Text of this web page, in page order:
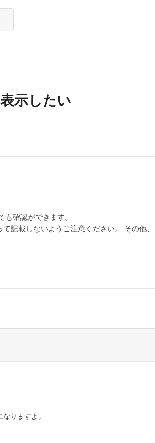
示したい
確認ができます。
記載しないようご注意ください。 その他
りますよ。